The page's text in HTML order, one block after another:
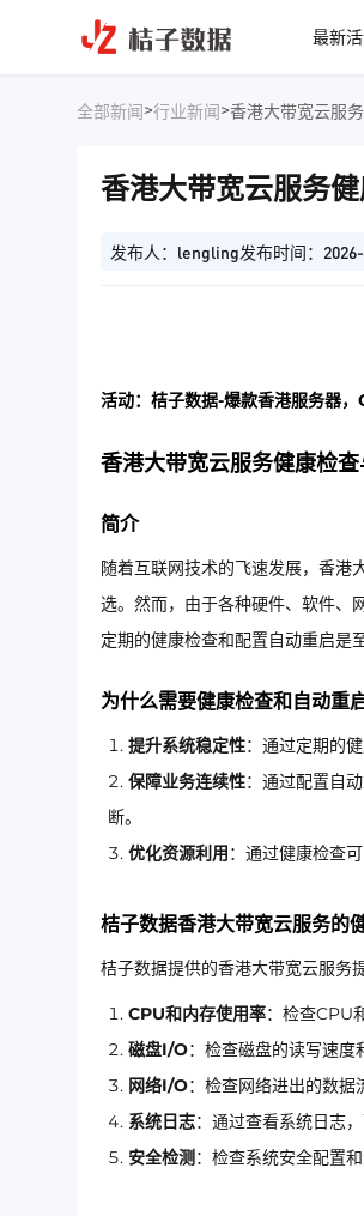
最新
全部新闻>行业新闻>香港大带宽云服
香港大带宽云服务
发布人：lengling发布时间：
活动：桔子数据-爆款香港服务器
香港大带宽云服务健康检
简介
随着互联网技术的飞速发展，香港
选。然而，由于各种硬件、软件、
定期的健康检查和配置自动重启是
为什么需要健康检查和自动重启
提升系统稳定性：通过定期的
保障业务连续性：通过配置自
断。
优化资源利用：通过健康检查
桔子数据香港大带宽云服务的
桔子数据提供的香港大带宽云服务
CPU和内存使用率：检查CPU
磁盘I/O：检查磁盘的读写速度
网络I/O：检查网络进出的数据
系统日志：通过查看系统日志
安全检测 ：检查系统安全配置